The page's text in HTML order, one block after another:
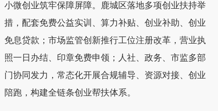
小微创业筑牢保障屏障。鹿城区落地多项创业扶持举
措，配套免费公益实训、算力补贴、创业补助、创业
免息贷款；市场监管创新推行工位注册改革，营业执
照一日办结、印章免费申领；人社、政务、市监多部
门协同发力，常态化开展合规辅导、资源对接、创业
陪跑，构建全链条创业帮扶体系。